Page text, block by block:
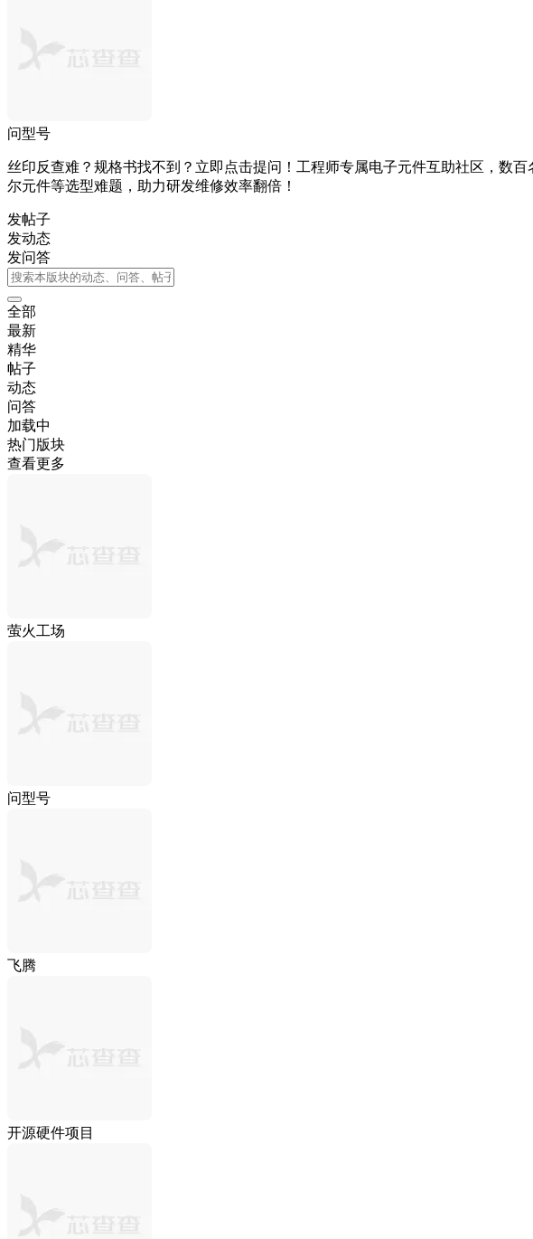
问型号
丝印反查难？规格书找不到？立即点击提问！工程师专属电子元件互助社区，数
尔元件等选型难题，助力研发维修效率翻倍！
发帖子
发动态
发问答
全部
最新
精华
帖子
动态
问答
加载中
热门版块
查看更多
萤火工场
问型号
飞腾
开源硬件项目